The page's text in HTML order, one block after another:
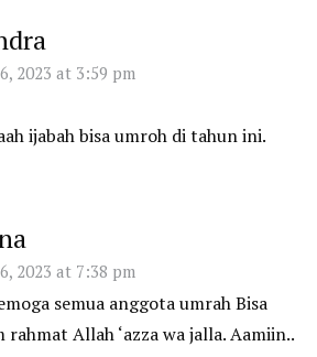
2023 at 3:59 pm
ijabah bisa umroh di tahun ini.
2023 at 7:38 pm
semua anggota umrah Bisa
rahmat Allah ‘azza wa jalla. Aamiin..